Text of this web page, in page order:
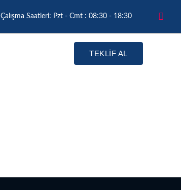
Çalışma Saatleri: Pzt - Cmt : 08:30 - 18:30
TEKLİF AL